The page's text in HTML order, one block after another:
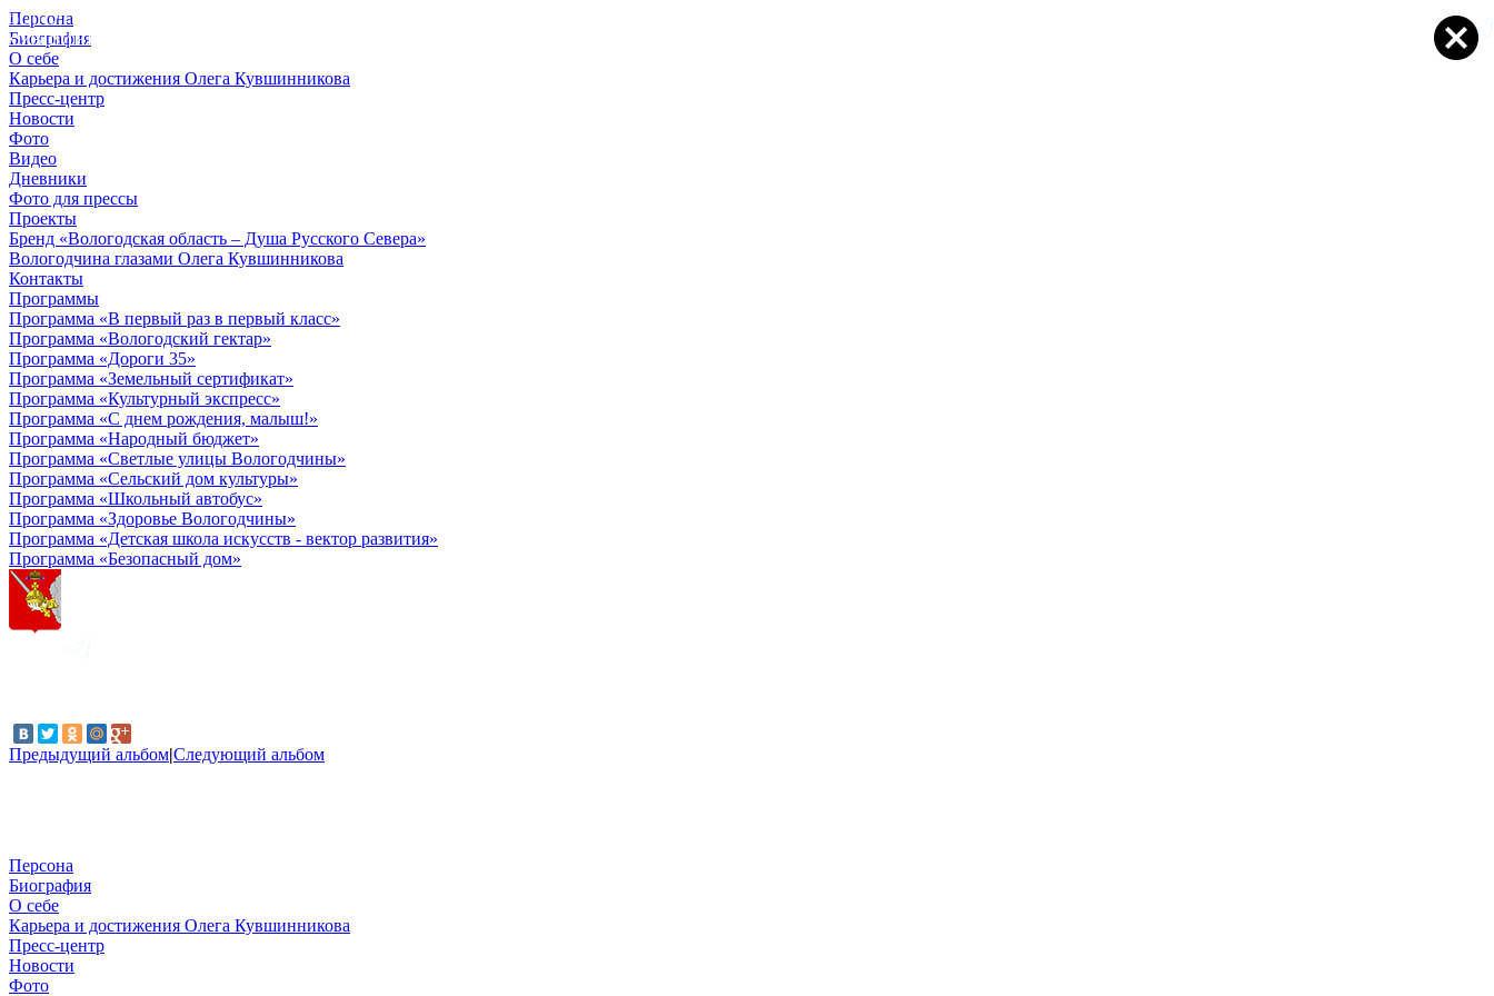
Персона
Биография
О себе
Карьера и достижения Олега Кувшинникова
Пресс-центр
Новости
Фото
Видео
Дневники
Фото для прессы
Проекты
Бренд «Вологодская область – Душа Русского Севера»
Вологодчина глазами Олега Кувшинникова
Контакты
Программы
Программа «В первый раз в первый класс»
Программа «Вологодский гектар»
Программа «Дороги 35»
Программа «Земельный сертификат»
Программа «Культурный экспресс»
Программа «С днем рождения, малыш!»
Программа «Народный бюджет»
Программа «Светлые улицы Вологодчины»
Программа «Сельский дом культуры»
Программа «Школьный автобус»
Программа «Здоровье Вологодчины»
Программа «Детская школа искусств - вектор развития»
Программа «Безопасный дом»
Предыдущий альбом|Следующий альбом
© 2012 - 2023,
КУВШИННИКОВ О.А.
Персона
Биография
О себе
Карьера и достижения Олега Кувшинникова
Пресс-центр
Новости
Фото